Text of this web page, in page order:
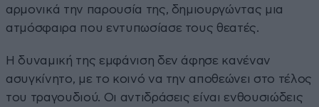
αρμονικά την παρουσία της, δημιουργώντας μια
ατμόσφαιρα που εντυπωσίασε τους θεατές.
Η δυναμική της εμφάνιση δεν άφησε κανέναν
ασυγκίνητο, με το κοινό να την αποθεώνει στο τέλος
του τραγουδιού. Οι αντιδράσεις είναι ενθουσιώδεις